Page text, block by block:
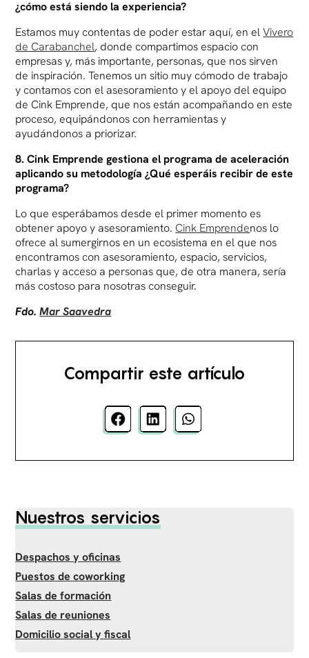
¿cómo está siendo la experiencia?
Estamos muy contentas de poder estar aquí, en elVivero
de Carabanchel, donde compartimos espacio con
empresas y, más importante, personas, que nos sirven
de inspiración. Tenemos un sitio muy cómodo de trabajo
y contamos con el asesoramiento y el apoyo del equipo
de Cink Emprende, que nos están acompañando en este
proceso, equipándonos con herramientas y
ayudándonos a priorizar.
8. Cink Emprende gestiona el programa de aceleración
aplicando su metodología ¿Qué esperáis recibir de este
programa?
Lo que esperábamos desde el primer momento es
obtener apoyo y asesoramiento. Cink Emprendenos lo
ofrece al sumergirnos en un ecosistema en el que nos
encontramos con asesoramiento, espacio, servicios,
charlas y acceso a personas que, de otra manera, sería
más costoso para nosotras conseguir.
Fdo.Mar Saavedra
Compartir este artículo
Nuestros servicios
Despachos y oficinas
Puestos de coworking
Salas de formación
Salas de reuniones
Domicilio social y fiscal